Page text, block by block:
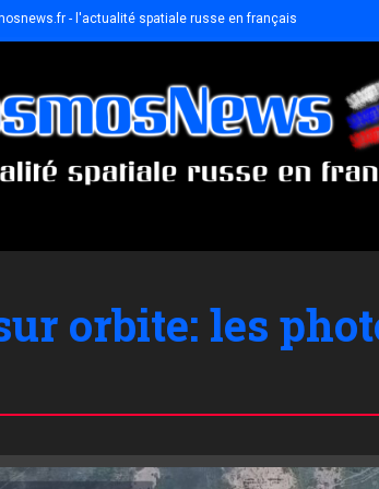
- l'actualité spatiale russe en français
orbite: les